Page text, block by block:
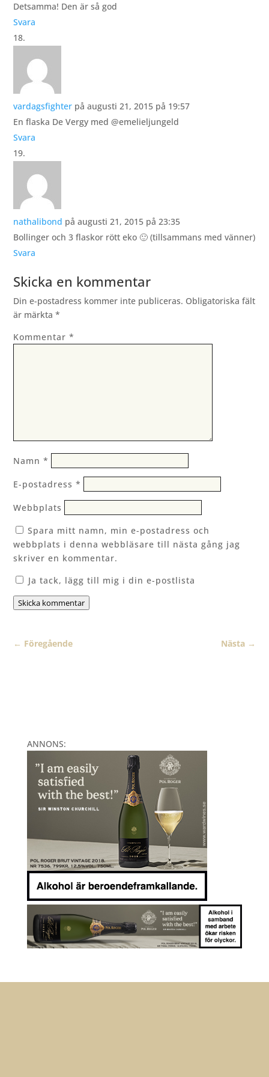
Detsamma! Den är så god
Svara
vardagsfighter på augusti 21, 2015 på 19:57
En flaska De Vergy med @emelieljungeld
Svara
nathalibond på augusti 21, 2015 på 23:35
Bollinger och 3 flaskor rött eko 🙂 (tillsammans med vänner)
Svara
Skicka en kommentar
Din e-postadress kommer inte publiceras. Obligatoriska fält
är märkta*
Kommentar*
Namn*
E-postadress*
Webbplats
Spara mitt namn, min e-postadress och
webbplats i denna webbläsare till nästa gång jag
skriver en kommentar.
Ja tack, lägg till mig i din e-postlista
Skicka kommentar
← Föregående Nästa→
ANNONS: